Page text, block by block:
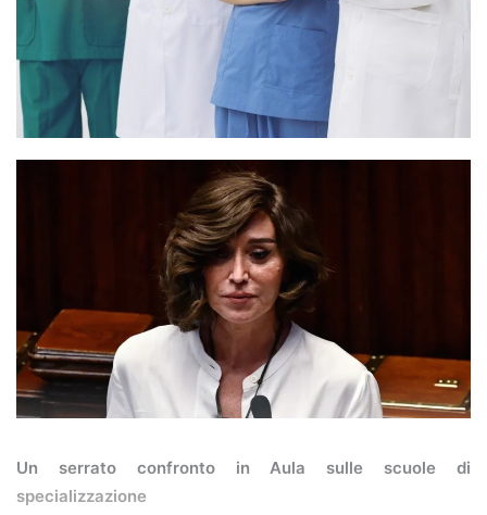
Un serrato confronto in Aula sulle scuole di
specializzazione